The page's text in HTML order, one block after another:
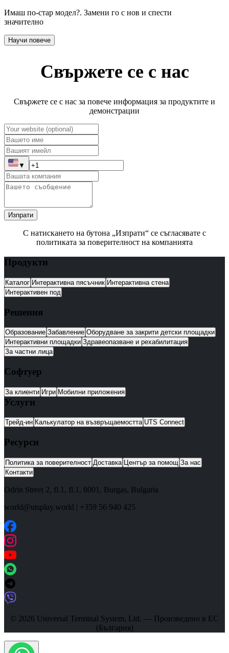
Имаш по-стар модел?. Замени го с нов и спести
значително
Научи повече
Свържете се с нас
Свържете се с нас за повече информация за продуктите и
демонстрации
▼
Изпрати
С натискането на бутона „Изпрати“ се съгласявате с
политиката за поверителност на компанията
Продукти
Каталог Интерактивна пясъчник Интерактивна стена
Интерактивен под
Решения
Образование Забавление Оборудване за закрити детски площадки
Интерактивни площадки Здравеопазване и рехабилитация
За частни лица
Софтуер
За клиенти Игри Мобилни приложения
Услуги
Трейд-ин Калькулатор на възвръщаемостта UTS Connect
Ресурси
Политика за поверителност Доставка Център за помощ За нас
Контакти
Odrin Street 2, fl.1 , fl.1, 8001 , Burgas, Bulgaria
world@utsplay.world | +359 56 940 425
© 2026 Universal Terminal System, Ltd. — Произведено в ЕС
(България)